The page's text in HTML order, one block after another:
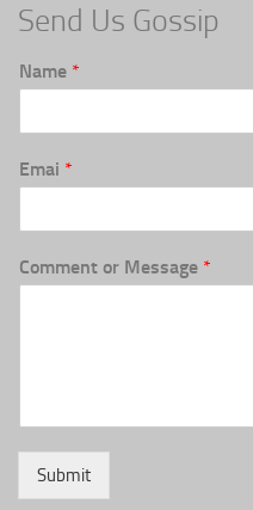
Send Us Gossip
Name *
Emai *
Comment or Message *
Submit